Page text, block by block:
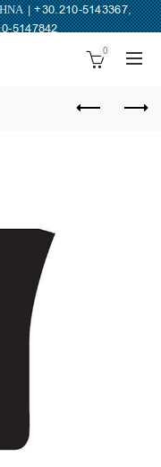
|+30.210-5143367,
5147842
0